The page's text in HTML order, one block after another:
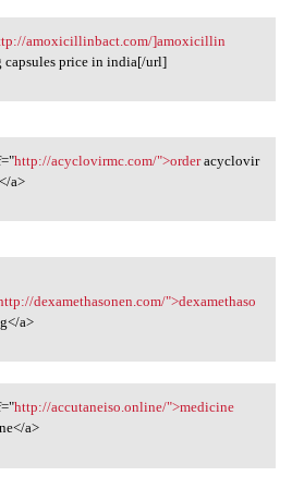
amoxicillinbact
amoxicillinbact.com/]amoxicillin
capsules price in india[/url]
acyclovirmc
http://acyclovirmc.com/">orderacyclovir
a>
dexamethasonen.com/">dexamethaso
a>
accutaneiso
http://accutaneiso.online/">medicine
a>